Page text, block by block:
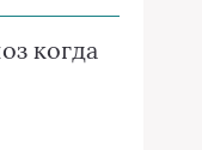
когда